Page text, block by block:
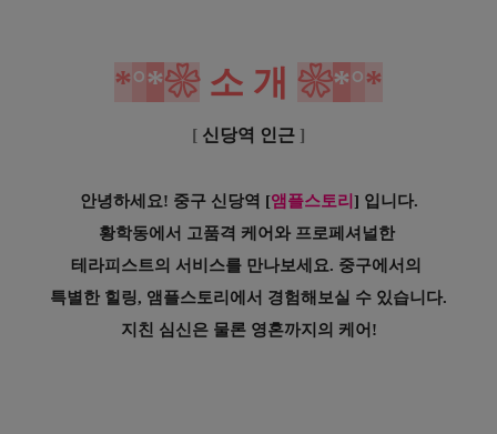
*°*❀ 소 개 ❀*°*
[ 신당역 인근 ]
안녕하세요! 중구 신당역 [앰플스토리 ] 입니다.
황학동에서 고품격 케어와 프로페셔널한
테라피스트의 서비스를 만나보세요. 중구에서의
특별한 힐링, 앰플스토리에서 경험해보실 수 있습니다.
지친 심신은 물론 영혼까지의 케어!